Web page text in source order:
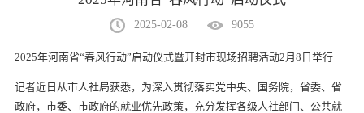
2025-02-08 9055
2025年河南省“春风行动”启动仪式暨开封市现场招聘活动2月8日举行
记者近日从市人社局获悉，为深入贯彻落实党中央、国务院，省委、省
政府，市委、市政府的就业优先政策，充分发挥各级人社部门、公共就